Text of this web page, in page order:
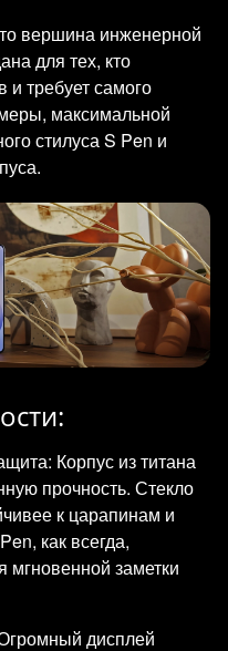
вершина инженерной
для тех, кто
и требует самого
максимальной
стилуса S Pen и
Корпус из титана
прочность. Стекло
к царапинам и
как всегда,
мгновенной заметки
дисплей